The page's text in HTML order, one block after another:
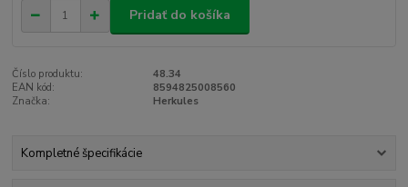
Pridať do košíka
Číslo produktu:
48.34
EAN kód:
8594825008560
Značka:
Herkules
Kompletné špecifikácie